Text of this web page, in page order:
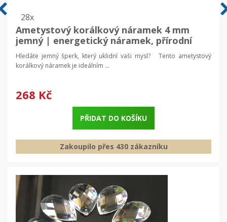
28x
Ametystový korálkový náramek 4 mm
jemný | energetický náramek, přírodní
kámen
Hledáte jemný šperk, který uklidní vaši mysl? Tento ametystový
korálkový náramek je ideálním ...
268 Kč
PŘIDAT DO KOŠÍKU
Zakoupilo přes 430 zákazníku